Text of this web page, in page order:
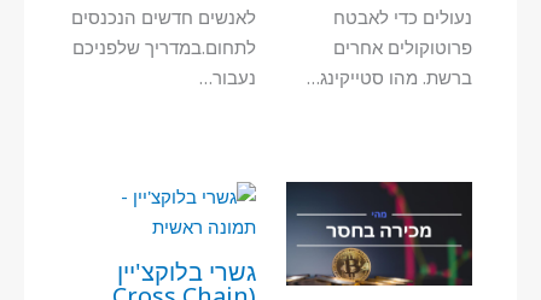
נעולים כדי לאבטח
פרוטוקולים אחרים
ברשת. מהו סטייקינג…
לאנשים חדשים הנכנסים
לתחום.במדריך שלפניכם
נעבור…
גשרי בלוקצ'יין